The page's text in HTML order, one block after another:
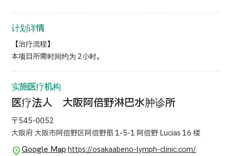
运营公司
个人信息保护政策
公司指南与政策
JTB治理
日语 英语 汉语 越南语
计划详情
【治疗流程】
本项目所需时间约为 2小时。
实施医疗机构
医疗法人 大阪阿倍野淋巴水肿诊所
〒545-0052
大阪府 大阪市阿倍野区阿倍野筋 1-5-1 阿倍野 Lucias 16 楼
Google Map https://osakaabeno-lymph-clinic.com/